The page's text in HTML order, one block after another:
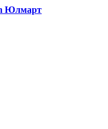
Юлмарт